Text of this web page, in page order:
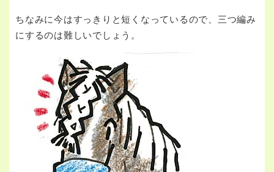
ちなみに今はすっきりと短くなっているので、三つ編み
にするのは難しいでしょう。